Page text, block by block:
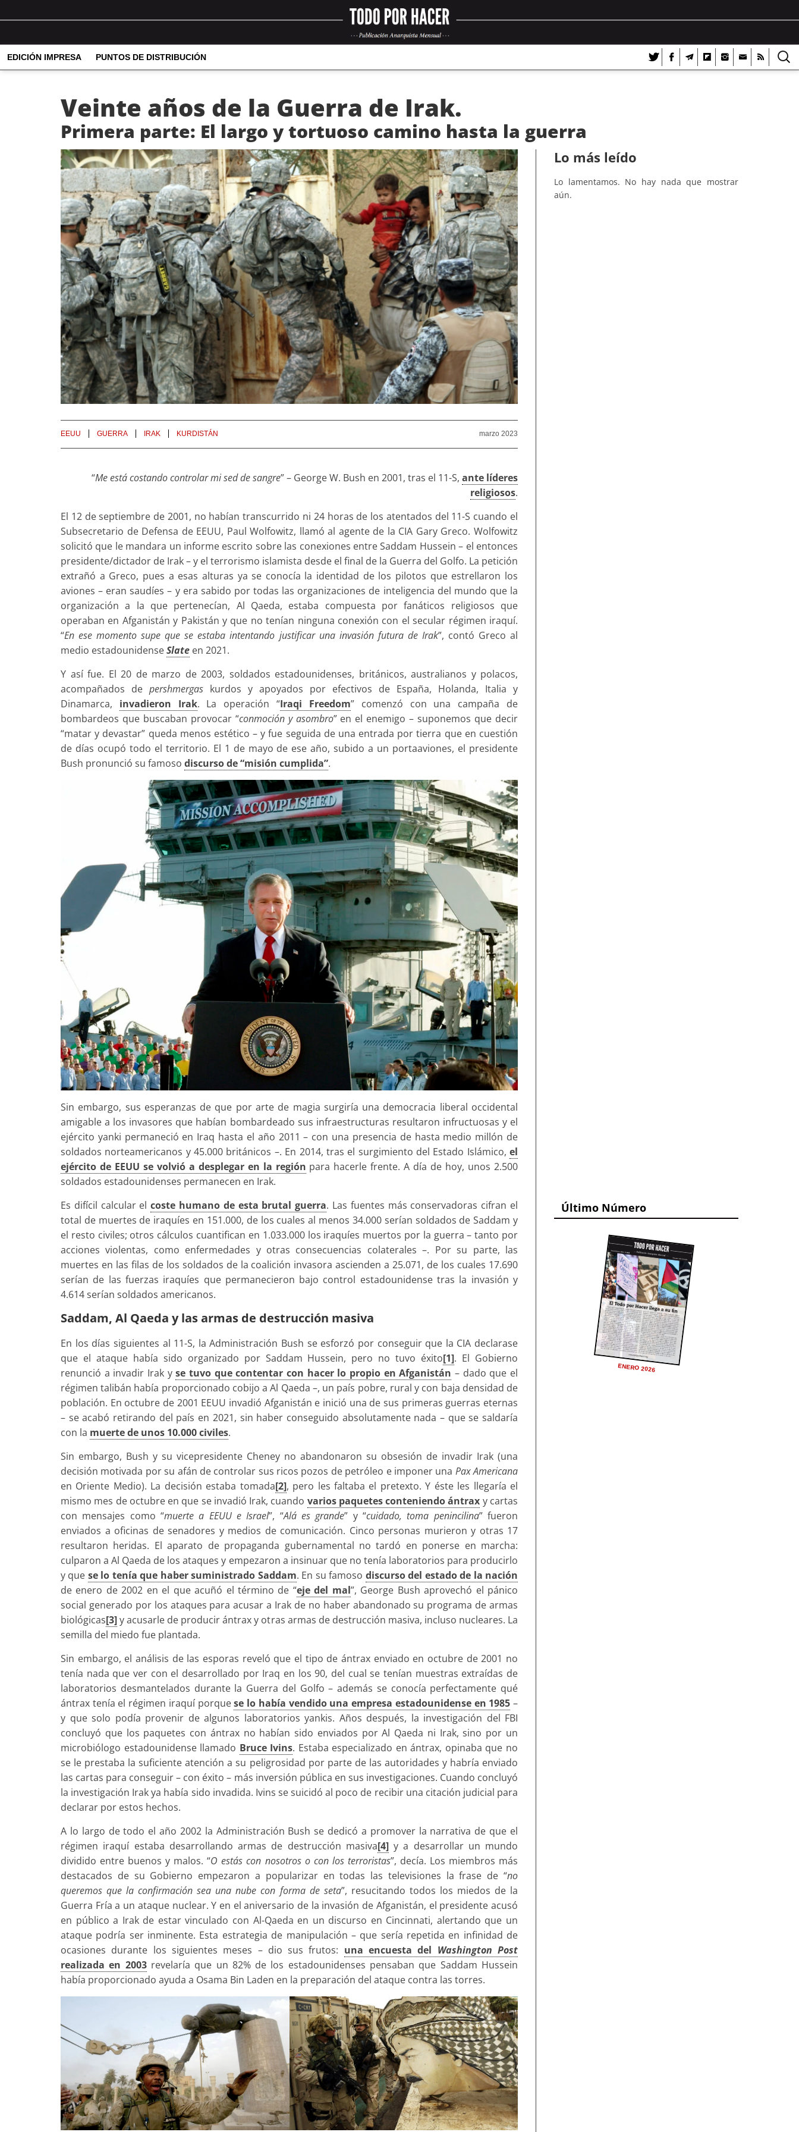
EDICIÓN IMPRESA PUNTOS DE DISTRIBUCIÓN
Veinte años de la Guerra de Irak.
Primera parte: El largo y tortuoso camino hasta la guerra
marzo 2023
EEUU GUERRA IRAK KURDISTÁN
“Me está costando controlar mi sed de sangre” – George W. Bush en 2001, tras el 11-S, ante líderes
religiosos.
El 12 de septiembre de 2001, no habían transcurrido ni 24 horas de los atentados del 11-S cuando el
Subsecretario de Defensa de EEUU, Paul Wolfowitz, llamó al agente de la CIA Gary Greco. Wolfowitz
solicitó que le mandara un informe escrito sobre las conexiones entre Saddam Hussein – el entonces
presidente/dictador de Irak – y el terrorismo islamista desde el final de la Guerra del Golfo. La petición
extrañó a Greco, pues a esas alturas ya se conocía la identidad de los pilotos que estrellaron los
aviones – eran saudíes – y era sabido por todas las organizaciones de inteligencia del mundo que la
organización a la que pertenecían, Al Qaeda, estaba compuesta por fanáticos religiosos que
operaban en Afganistán y Pakistán y que no tenían ninguna conexión con el secular régimen iraquí.
“En ese momento supe que se estaba intentando justificar una invasión futura de Irak”, contó Greco al
medio estadounidenseSlate en 2021.
Y así fue. El 20 de marzo de 2003, soldados estadounidenses, británicos, australianos y polacos,
acompañados de pershmergas kurdos y apoyados por efectivos de España, Holanda, Italia y
Dinamarca, invadieron Irak. La operación “Iraqi Freedom” comenzó con una campaña de
bombardeos que buscaban provocar “conmoción y asombro” en el enemigo – suponemos que decir
“matar y devastar” queda menos estético – y fue seguida de una entrada por tierra que en cuestión
de días ocupó todo el territorio. El 1 de mayo de ese año, subido a un portaaviones, el presidente
Bush pronunció su famoso discurso de “misión cumplida”.
Sin embargo, sus esperanzas de que por arte de magia surgiría una democracia liberal occidental
amigable a los invasores que habían bombardeado sus infraestructuras resultaron infructuosas y el
ejército yanki permaneció en Iraq hasta el año 2011 – con una presencia de hasta medio millón de
soldados norteamericanos y 45.000 británicos –. En 2014, tras el surgimiento del Estado Islámico, el
ejército de EEUU se volvió a desplegar en la región para hacerle frente. A día de hoy, unos 2.500
soldados estadounidenses permanecen en Irak.
Es difícil calcular elcoste humano de esta brutal guerra. Las fuentes más conservadoras cifran el
total de muertes de iraquíes en 151.000, de los cuales al menos 34.000 serían soldados de Saddam y
el resto civiles; otros cálculos cuantifican en 1.033.000 los iraquíes muertos por la guerra – tanto por
acciones violentas, como enfermedades y otras consecuencias colaterales –. Por su parte, las
muertes en las filas de los soldados de la coalición invasora ascienden a 25.071, de los cuales 17.690
serían de las fuerzas iraquíes que permanecieron bajo control estadounidense tras la invasión y
4.614 serían soldados americanos.
Saddam, Al Qaeda y las armas de destrucción masiva
En los días siguientes al 11-S, la Administración Bush se esforzó por conseguir que la CIA declarase
que el ataque había sido organizado por Saddam Hussein, pero no tuvo éxito[1]. El Gobierno
renunció a invadir Irak yse tuvo que contentar con hacer lo propio en Afganistán – dado que el
régimen talibán había proporcionado cobijo a Al Qaeda –, un país pobre, rural y con baja densidad de
población. En octubre de 2001 EEUU invadió Afganistán e inició una de sus primeras guerras eternas
– se acabó retirando del país en 2021, sin haber conseguido absolutamente nada – que se saldaría
con la muerte de unos 10.000 civiles.
Sin embargo, Bush y su vicepresidente Cheney no abandonaron su obsesión de invadir Irak (una
decisión motivada por su afán de controlar sus ricos pozos de petróleo e imponer una Pax Americana
en Oriente Medio). La decisión estaba tomada[2], pero les faltaba el pretexto. Y éste les llegaría el
mismo mes de octubre en que se invadió Irak, cuando varios paquetes conteniendo ántrax y cartas
con mensajes como “muerte a EEUU e Israel”, “Alá es grande” y “cuidado, toma penincilina” fueron
enviados a oficinas de senadores y medios de comunicación. Cinco personas murieron y otras 17
resultaron heridas. El aparato de propaganda gubernamental no tardó en ponerse en marcha:
culparon a Al Qaeda de los ataques y empezaron a insinuar que no tenía laboratorios para producirlo
y que se lo tenía que haber suministrado Saddam. En su famoso discurso del estado de la nación
de enero de 2002 en el que acuñó el término de “eje del mal”, George Bush aprovechó el pánico
social generado por los ataques para acusar a Irak de no haber abandonado su programa de armas
biológicas[3]y acusarle de producir ántrax y otras armas de destrucción masiva, incluso nucleares. La
semilla del miedo fue plantada.
Sin embargo, el análisis de las esporas reveló que el tipo de ántrax enviado en octubre de 2001 no
tenía nada que ver con el desarrollado por Iraq en los 90, del cual se tenían muestras extraídas de
laboratorios desmantelados durante la Guerra del Golfo – además se conocía perfectamente qué
ántrax tenía el régimen iraquí porquese lo había vendido una empresa estadounidense en 1985 –
y que solo podía provenir de algunos laboratorios yankis. Años después, la investigación del FBI
concluyó que los paquetes con ántrax no habían sido enviados por Al Qaeda ni Irak, sino por un
microbiólogo estadounidense llamado Bruce Ivins. Estaba especializado en ántrax, opinaba que no
se le prestaba la suficiente atención a su peligrosidad por parte de las autoridades y habría enviado
las cartas para conseguir – con éxito – más inversión pública en sus investigaciones. Cuando concluyó
la investigación Irak ya había sido invadida. Ivins se suicidó al poco de recibir una citación judicial para
declarar por estos hechos.
A lo largo de todo el año 2002 la Administración Bush se dedicó a promover la narrativa de que el
régimen iraquí estaba desarrollando armas de destrucción masiva[4]y a desarrollar un mundo
dividido entre buenos y malos. “O estás con nosotros o con los terroristas”, decía. Los miembros más
destacados de su Gobierno empezaron a popularizar en todas las televisiones la frase de “no
queremos que la confirmación sea una nube con forma de seta”, resucitando todos los miedos de la
Guerra Fría a un ataque nuclear. Y en el aniversario de la invasión de Afganistán, el presidente acusó
en público a Irak de estar vinculado con Al-Qaeda en un discurso en Cincinnati, alertando que un
ataque podría ser inminente. Esta estrategia de manipulación – que sería repetida en infinidad de
ocasiones durante los siguientes meses – dio sus frutos: una encuesta del Washington Post
realizada en 2003revelaría que un 82% de los estadounidenses pensaban que Saddam Hussein
había proporcionado ayuda a Osama Bin Laden en la preparación del ataque contra las torres.
Lo más leído
Lo lamentamos. No hay nada que mostrar
aún.
Último Número
ENERO 2026